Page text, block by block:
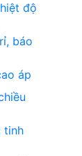
độ
báo
áp
tinh